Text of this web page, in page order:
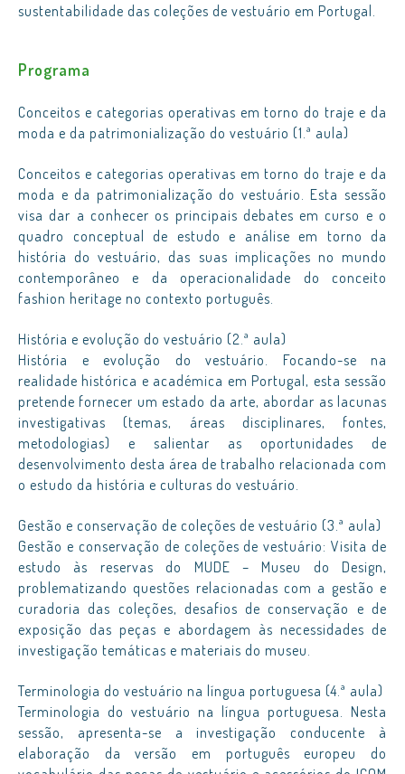
sustentabilidade das coleções de vestuário em Portugal.
Programa
Conceitos e categorias operativas em torno do traje e da
moda e da patrimonialização do vestuário (1.ª aula)
Conceitos e categorias operativas em torno do traje e da
moda e da patrimonialização do vestuário. Esta sessão
visa dar a conhecer os principais debates em curso e o
quadro conceptual de estudo e análise em torno da
história do vestuário, das suas implicações no mundo
contemporâneo e da operacionalidade do conceito
fashion heritage no contexto português.
História e evolução do vestuário (2.ª aula)
História e evolução do vestuário. Focando-se na
realidade histórica e académica em Portugal, esta sessão
pretende fornecer um estado da arte, abordar as lacunas
investigativas (temas, áreas disciplinares, fontes,
metodologias) e salientar as oportunidades de
desenvolvimento desta área de trabalho relacionada com
o estudo da história e culturas do vestuário.
Gestão e conservação de coleções de vestuário (3.ª aula)
Gestão e conservação de coleções de vestuário: Visita de
estudo às reservas do MUDE – Museu do Design,
problematizando questões relacionadas com a gestão e
curadoria das coleções, desafios de conservação e de
exposição das peças e abordagem às necessidades de
investigação temáticas e materiais do museu.
Terminologia do vestuário na língua portuguesa (4.ª aula)
Terminologia do vestuário na língua portuguesa. Nesta
sessão, apresenta-se a investigação conducente à
elaboração da versão em português europeu do